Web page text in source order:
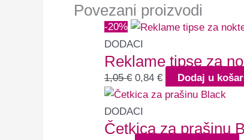
Povezani proizvodi
-20%
DODACI
Reklame tipse za
1,05€ 0,84 € Dodaj u
DODACI
Četkica za prašinu